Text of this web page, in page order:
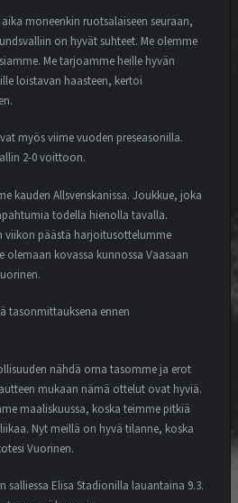
moneenkin ruotsalaiseen seuraan,
on hyvät suhteet. Me olemme
Me tarjoamme heille hyvän
loistavan haasteen, kertoi
myös viime vuoden preseasonilla.
2-0 voittoon.
kauden Allsvenskanissa. Joukkue, joka
todella hienolla tavalla.
viikon päästä harjoitusottelumme
olemaan kovassa kunnossa Vaasaan
tasonmittauksena ennen
nähdä oma tasomme ja erot
mukaan nämä ottelut ovat hyviä.
maaliskuussa, koska teimme pitkiä
Nyt meillä on hyvä tilanne, koska
Vuorinen.
salliessa Elisa Stadionilla lauantaina 9.3.